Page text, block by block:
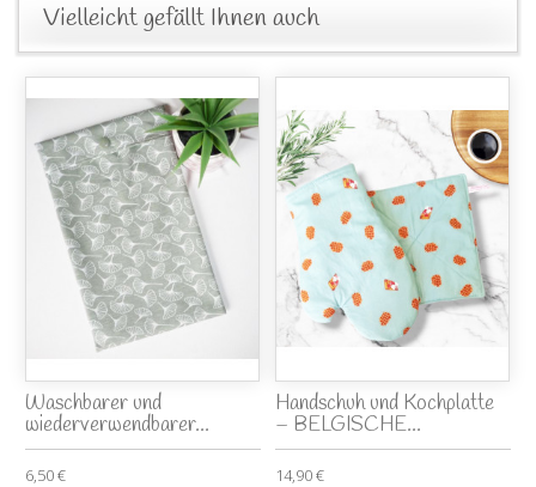
Vielleicht gefällt Ihnen auch
Waschbarer und
wiederverwendbarer...
6,50 €
Handschuh und Kochplatte
– BELGISCHE...
14,90 €